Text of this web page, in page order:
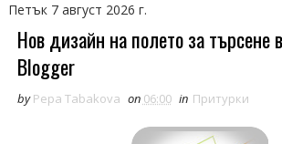
Петък 7 август 2026 г.
Нов дизайн на полето за търсене
Blogger
by Pepa Tabakova on 06:00 in Притурки